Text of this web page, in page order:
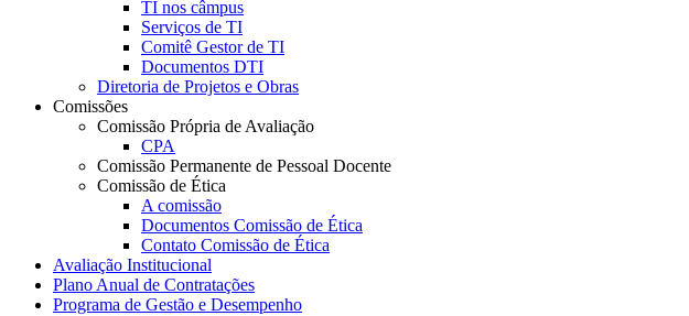
TI nos câmpus
Serviços de TI
Comitê Gestor de TI
Documentos DTI
Diretoria de Projetos e Obras
Comissões
Comissão Própria de Avaliação
CPA
Comissão Permanente de Pessoal Docente
Comissão de Ética
A comissão
Documentos Comissão de Ética
Contato Comissão de Ética
Avaliação Institucional
Plano Anual de Contratações
Programa de Gestão e Desempenho